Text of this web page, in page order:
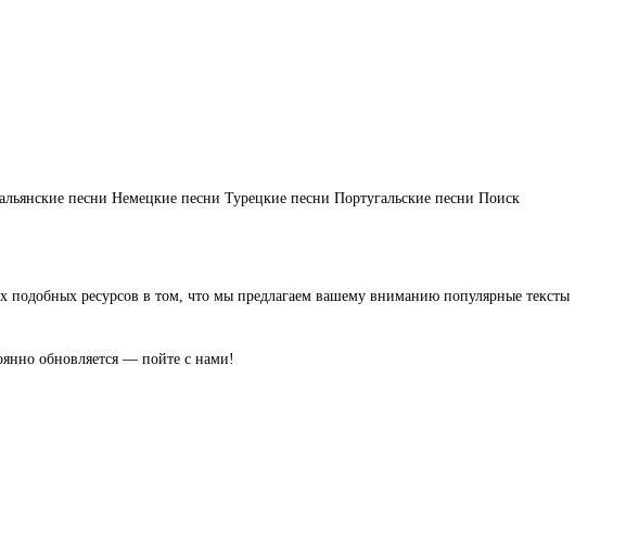
песни Немецкие песни Турецкие песни Португальские песни Поиск
ресурсов в том, что мы предлагаем вашему вниманию популярные тексты
обновляется — пойте с нами!